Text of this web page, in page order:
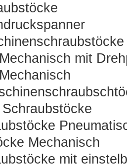
mit
Mechanisch
mit